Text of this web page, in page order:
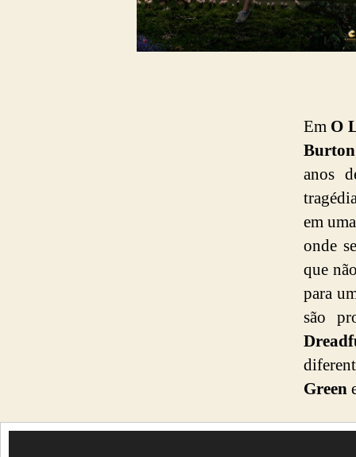
Em O
Burton
anos
em
onde
que
para
são
Green